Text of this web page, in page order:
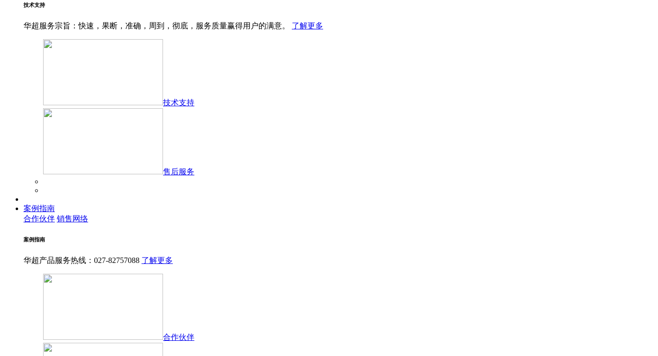
技术支持
华超服务宗旨：快速，果断，准确，周到，彻底，服务质量赢得用户的满意。 了解更多
技术支持
售后服务
案例指南
合作伙伴 销售网络
案例指南
华超产品服务热线：027-82757088 了解更多
合作伙伴